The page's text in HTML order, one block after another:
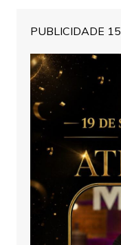
PUBLICIDADE 15